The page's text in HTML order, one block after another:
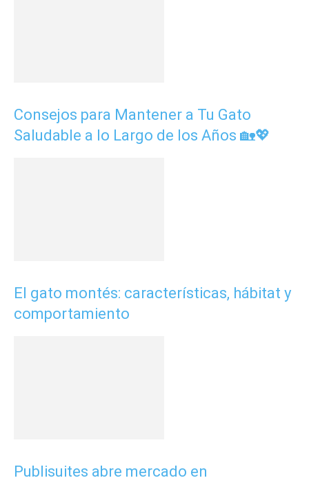
Consejos para Mantener a Tu Gato
Saludable a lo Largo de los Años 🏡💖
El gato montés: características, hábitat y
comportamiento
Publisuites abre mercado en